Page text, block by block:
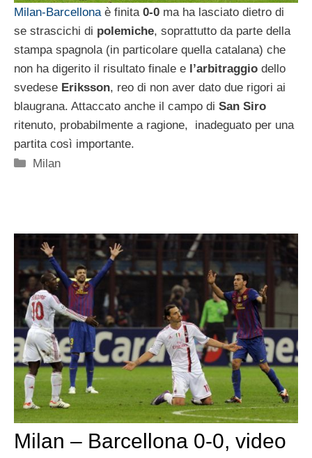
Milan-Barcellonaè finita0-0 ma ha lasciato dietro di
se strascichi di polemiche, soprattutto da parte della
stampa spagnola (in particolare quella catalana) che
non ha digerito il risultato finale e l’arbitraggio dello
svedese Eriksson, reo di non aver dato due rigori ai
blaugrana. Attaccato anche il campo di San Siro
ritenuto, probabilmente a ragione, inadeguato per una
partita così importante.
Categorie
Milan
Milan – Barcellona 0-0, video